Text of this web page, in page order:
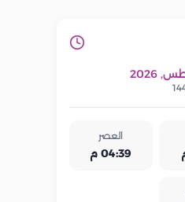
العصر
04:39 م